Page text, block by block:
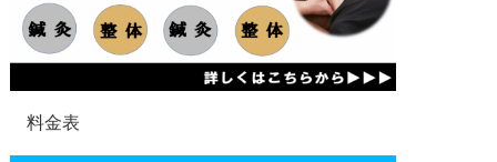
料金表